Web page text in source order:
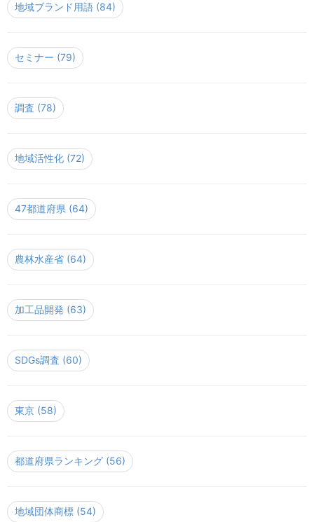
地域ブランド用語 (84)
セミナー (79)
調査 (78)
地域活性化 (72)
47都道府県 (64)
農林水産省 (64)
加工品開発 (63)
SDGs調査 (60)
東京 (58)
都道府県ランキング (56)
地域団体商標 (54)